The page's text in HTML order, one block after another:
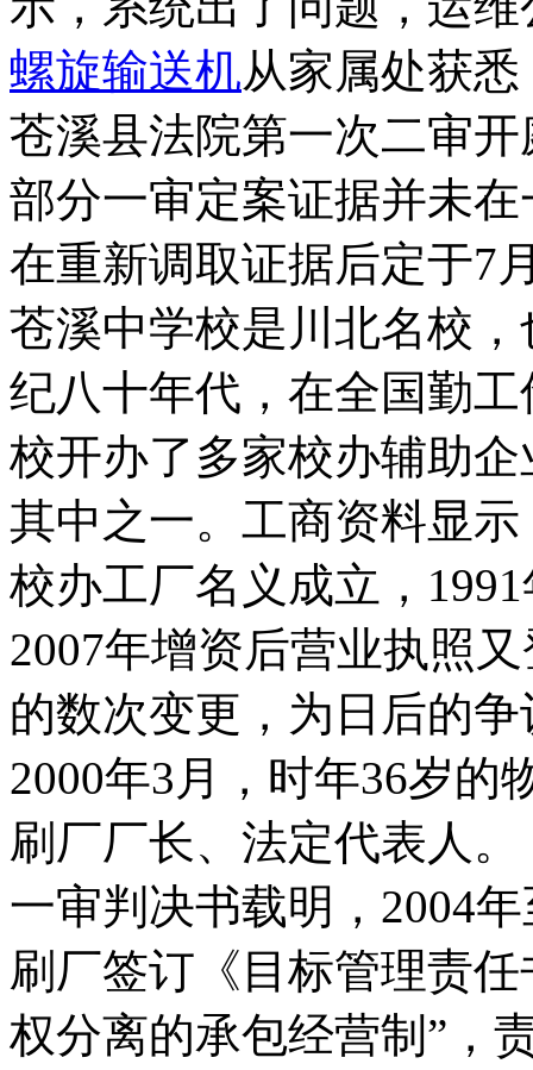
螺旋输送机从家属处获
苍溪县法院第一次二审
部分一审定案证据并未
在重新调取证据后定于7
苍溪中学校是川北名校
纪八十年代，在全国勤
校开办了多家校办辅助
其中之一。工商资料显
校办工厂名义成立，
2007年增资后营业执照
的数次变更，为日后的
2000年3月，时年36岁的
刷厂厂长、法定代表人。
一审判决书载明，2004
刷厂签订《目标管理责
权分离的承包经营制”，